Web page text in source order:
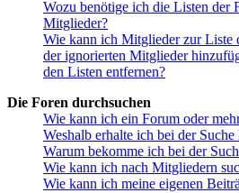
Wozu benötige ich die Listen der
Mitglieder?
Wie kann ich Mitglieder zur Liste
der ignorierten Mitglieder
den Listen entfernen?
Die Foren durchsuchen
Wie kann ich ein Forum oder
Weshalb erhalte ich bei der Suche
Warum bekomme ich bei der
Wie kann ich nach Mitgliedern
Wie kann ich meine eigenen